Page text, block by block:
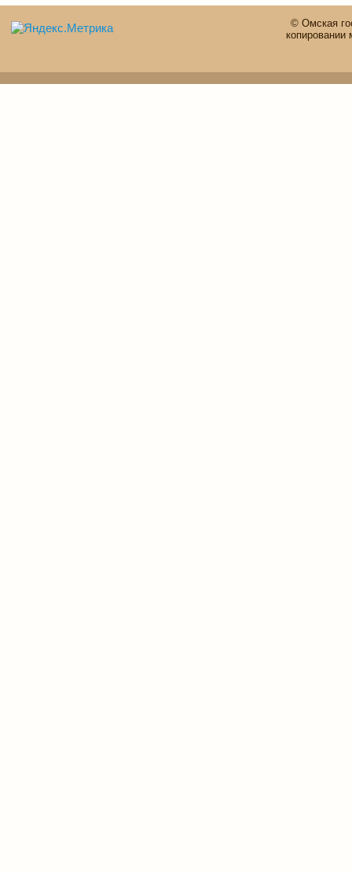
© Омская
копировании